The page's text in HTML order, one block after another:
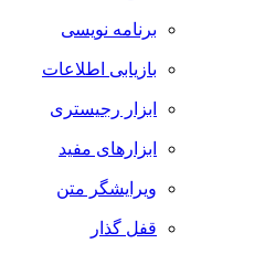
برنامه نویسی
بازیابی اطلاعات
ابزار رجیستری
ابزارهای مفید
ویرایشگر متن
قفل گذار